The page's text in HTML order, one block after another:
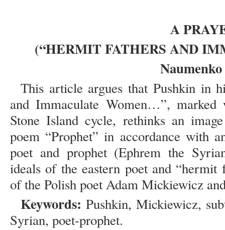
A
(“HERMIT FATHERS AND
This article argues that Pushkin in
and Immaculate Women…”,
Stone Island cycle, rethinks an
poem “Prophet” in accordance with
poet and prophet (Ephrem the
ideals of the eastern poet and
of the Polish poet Adam Mickiewicz
Keywords: Pushkin, Mickiewicz,
Syrian, poet-prophet.